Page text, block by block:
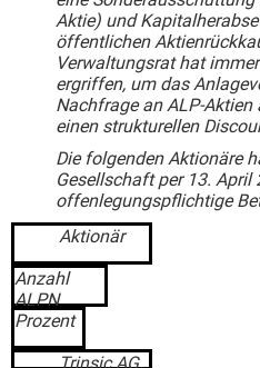
Aktie) und
öffentlichen
Verwaltungsrat hat
ergriffen, um das
Nachfrage an ALP-
einen strukturellen
Die folgenden Aktionäre
Gesellschaft per 13. April
offenlegungspflichtige
Aktionär
Anzahl
ALPN
Prozent
Trinsic AG,